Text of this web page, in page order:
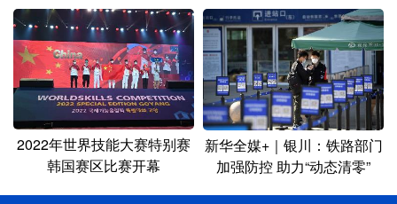
2022年世界技能大赛特别赛
韩国赛区比赛开幕
新华全媒+｜银川：铁路部门
加强防控 助力“动态清零”